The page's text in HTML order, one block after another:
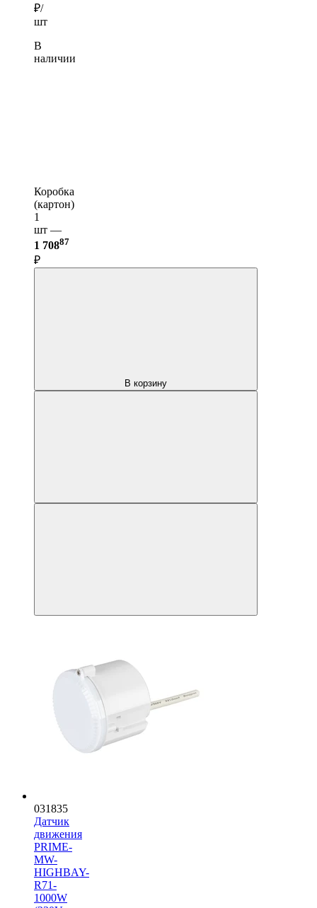
₽/
шт
В
наличии
Коробка
(картон)
1
шт —
1 70887
₽
В корзину
031835
Датчик
движения
PRIME-
MW-
HIGHBAY-
R71-
1000W